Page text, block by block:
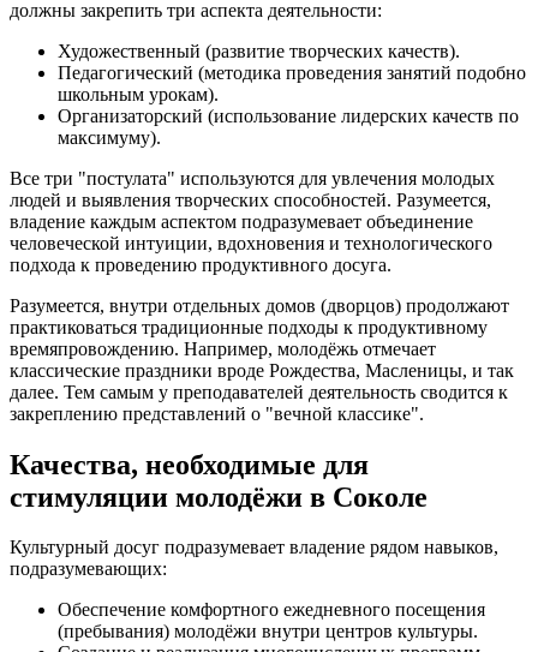
должны закрепить три аспекта деятельности:
Художественный (развитие творческих качеств).
Педагогический (методика проведения занятий подобно
школьным урокам).
Организаторский (использование лидерских качеств по
максимуму).
Все три "постулата" используются для увлечения молодых
людей и выявления творческих способностей. Разумеется,
владение каждым аспектом подразумевает объединение
человеческой интуиции, вдохновения и технологического
подхода к проведению продуктивного досуга.
Разумеется, внутри отдельных домов (дворцов) продолжают
практиковаться традиционные подходы к продуктивному
времяпровождению. Например, молодёжь отмечает
классические праздники вроде Рождества, Масленицы, и так
далее. Тем самым у преподавателей деятельность сводится к
закреплению представлений о "вечной классике".
Качества, необходимые для
стимуляции молодёжи в Соколе
Культурный досуг подразумевает владение рядом навыков,
подразумевающих:
Обеспечение комфортного ежедневного посещения
(пребывания) молодёжи внутри центров культуры.